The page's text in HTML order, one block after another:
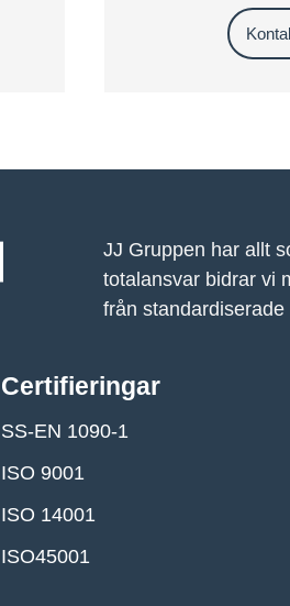
JJ Gruppen har allt
totalansvar bidrar vi
från
Certifieringar
SS-EN 1090-1
ISO 9001
ISO 14001
ISO45001